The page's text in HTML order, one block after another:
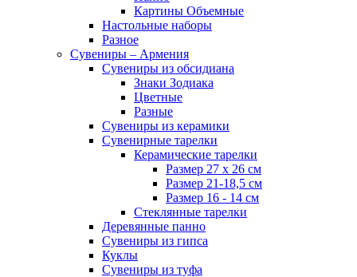
Картины Объемные
Настольные наборы
Разное
Сувениры – Армения
Сувениры из обсидиана
Знаки Зодиака
Цветные
Разные
Сувениры из керамики
Сувенирные тарелки
Керамические тарелки
Размер 27 х 26 см
Размер 21-18,5 см
Размер 16 - 14 см
Стеклянные тарелки
Деревянные панно
Сувениры из гипса
Куклы
Сувениры из туфа